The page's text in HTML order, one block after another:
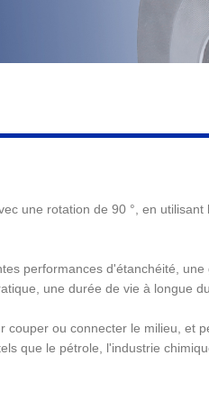
une rotation de 90 °, en
performances d'étanchéité,
une durée de vie à longue
ou connecter le milieu, et
que le pétrole, l'industrie